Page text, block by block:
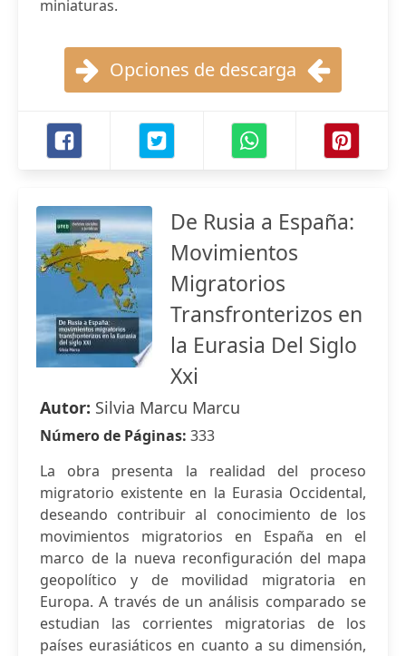
miniaturas.
Opciones de descarga
De Rusia a España:
Movimientos
Migratorios
Transfronterizos en
la Eurasia Del Siglo
Xxi
Autor: Silvia Marcu Marcu
Número de Páginas: 333
La obra presenta la realidad del proceso
migratorio existente en la Eurasia Occidental,
deseando contribuir al conocimiento de los
movimientos migratorios en España en el
marco de la nueva reconfiguración del mapa
geopolítico y de movilidad migratoria en
Europa. A través de un análisis comparado se
estudian las corrientes migratorias de los
países eurasiáticos en cuanto a su dimensión,